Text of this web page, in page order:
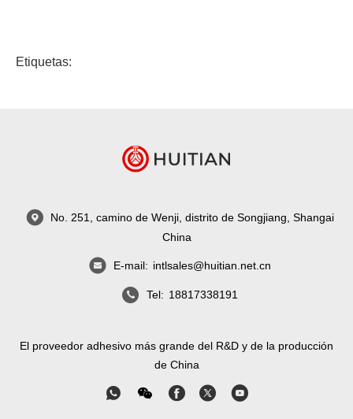
Etiquetas:
No. 251, camino de Wenji, distrito de Songjiang, Shangai
China
E-mail: intlsales@huitian.net.cn
Tel: 18817338191
El proveedor adhesivo más grande del R&D y de la producción
de China